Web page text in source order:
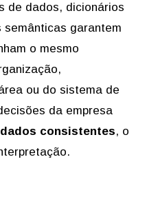
de dados, dicionários
garantem
o mesmo
ou do sistema de
da empresa
dados consistentes, o